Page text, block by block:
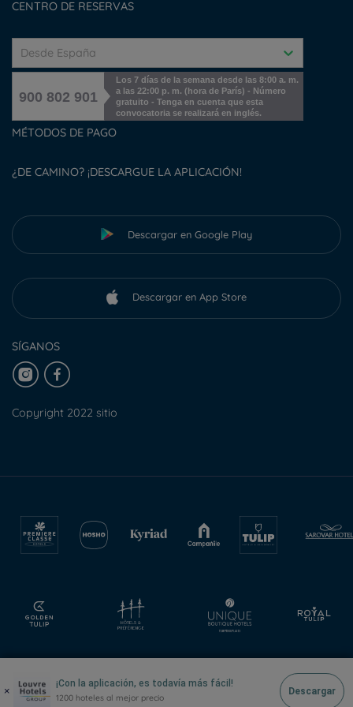
CENTRO DE RESERVAS
Desde España
900 802 901
Los 7 días de la semana desde las 8:00 a. m.
a las 22:00 p. m. (hora de París) - Número
gratuito - Tenga en cuenta que esta
convocatoria se realizará en inglés.
MÉTODOS DE PAGO
¿DE CAMINO? ¡DESCARGUE LA APLICACIÓN!
Descargar en Google Play
Descargar en App Store
SÍGANOS
Copyright 2022 sitio
× ¡Con la aplicación, es todavía más fácil!
1200 hoteles al mejor precio
Descargar